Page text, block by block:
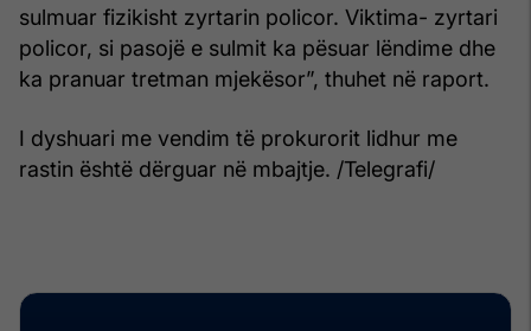
sulmuar fizikisht zyrtarin policor. Viktima- zyrtari
policor, si pasojë e sulmit ka pësuar lëndime dhe
ka pranuar tretman mjekësor”, thuhet në raport.
I dyshuari me vendim të prokurorit lidhur me
rastin është dërguar në mbajtje. /Telegrafi/